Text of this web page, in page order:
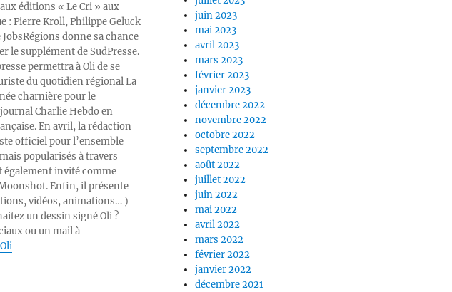
éditions « Le Cri » aux
: Pierre Kroll, Philippe Geluck
donne sa chance
le supplément de SudPresse.
permettra à Oli de se
du quotidien régional La
charnière pour le
Charlie Hebdo en
En avril, la rédaction
officiel pour l’ensemble
popularisés à travers
également invité comme
Enfin, il présente
vidéos, animations… )
un dessin signé Oli ?
ou un mail à
juin 2023
mai 2023
avril 2023
mars 2023
février 2023
janvier 2023
décembre 2022
novembre 2022
octobre 2022
septembre 2022
août 2022
juillet 2022
juin 2022
mai 2022
avril 2022
mars 2022
février 2022
janvier 2022
décembre 2021